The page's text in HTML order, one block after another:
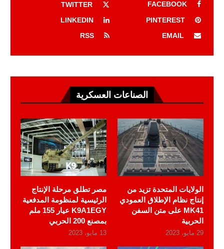
FACEBOOK
TWITTER
PINTEREST
LINKEDIN
EMAIL
RSS
الصناعات العسكرية
الولايات المتحدة تزيد من
إنتاج نظام الإطلاق العمودي
MK41 على متن السفن
الحربية
29 مايو، 2023
مصر تطلق مرحلة الإنتاج
الرئيسية لمنظومة المدفعية
K9A1EGY عيار 155 ملم
بمصنع 200 الحربي
13 مايو، 2023